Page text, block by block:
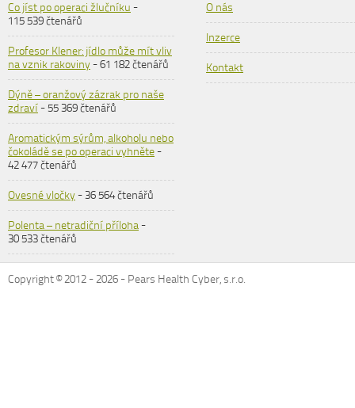
Co jíst po operaci žlučníku -
115 539 čtenářů
Profesor Klener: jídlo může mít vliv
na vznik rakoviny- 61 182 čtenářů
Dýně – oranžový zázrak pro naše
zdraví- 55 369 čtenářů
Aromatickým sýrům, alkoholu nebo
čokoládě se po operaci vyhněte-
42 477 čtenářů
Ovesné vločky- 36 564 čtenářů
Polenta – netradiční příloha-
30 533 čtenářů
O nás
Inzerce
Kontakt
Copyright © 2012 -2026 - Pears Health Cyber, s.r.o.